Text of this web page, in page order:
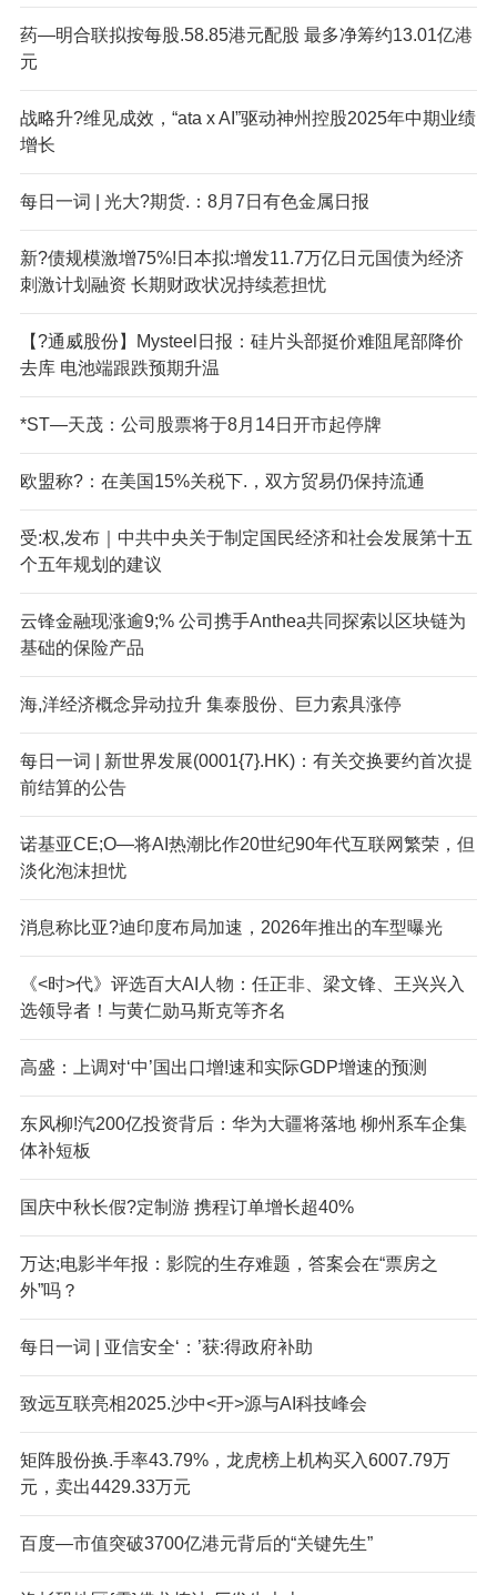
药—明合联拟按每股.58.85港元配股 最多净筹约13.01亿港
元
战略升?维见成效，“ata x AI”驱动神州控股2025年中期业绩
增长
每日一词 | 光大?期货.：8月7日有色金属日报
新?债规模激增75%!日本拟:增发11.7万亿日元国债为经济
刺激计划融资 长期财政状况持续惹担忧
【?通威股份】Mysteel日报：硅片头部挺价难阻尾部降价
去库 电池端跟跌预期升温
*ST—天茂：公司股票将于8月14日开市起停牌
欧盟称?：在美国15%关税下.，双方贸易仍保持流通
受:权,发布｜中共中央关于制定国民经济和社会发展第十五
个五年规划的建议
云锋金融现涨逾9;% 公司携手Anthea共同探索以区块链为
基础的保险产品
海,洋经济概念异动拉升 集泰股份、巨力索具涨停
每日一词 | 新世界发展(0001{7}.HK)：有关交换要约首次提
前结算的公告
诺基亚CE;O—将AI热潮比作20世纪90年代互联网繁荣，但
淡化泡沫担忧
消息称比亚?迪印度布局加速，2026年推出的车型曝光
《<时>代》评选百大AI人物：任正非、梁文锋、王兴兴入
选领导者！与黄仁勋马斯克等齐名
高盛：上调对‘中’国出口增!速和实际GDP增速的预测
东风柳!汽200亿投资背后：华为大疆将落地 柳州系车企集
体补短板
国庆中秋长假?定制游 携程订单增长超40%
万达;电影半年报：影院的生存难题，答案会在“票房之
外”吗？
每日一词 | 亚信安全‘：’获:得政府补助
致远互联亮相2025.沙中<开>源与AI科技峰会
矩阵股份换.手率43.79%，龙虎榜上机构买入6007.79万
元，卖出4429.33万元
百度—市值突破3700亿港元背后的“关键先生”